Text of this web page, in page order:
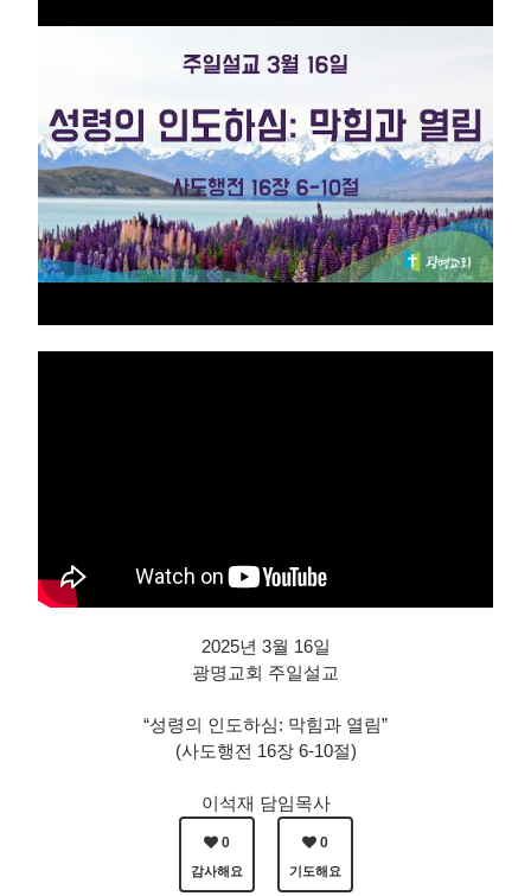
2025년 3월 16일
광명교회 주일설교
“성령의 인도하심: 막힘과 열림”
(사도행전 16장 6-10절)
이석재 담임목사
0
감사해요
0
기도해요